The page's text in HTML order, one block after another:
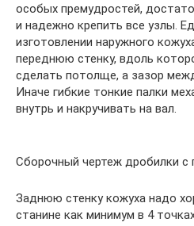
особых премудростей,
и надежно крепить все узлы.
изготовлении наружного
переднюю стенку, вдоль
сделать потолще, а зазор
Иначе гибкие тонкие палки
внутрь и накручивать на вал.
Сборочный чертеж дробилки
Заднюю стенку кожуха надо
станине как минимум в 4